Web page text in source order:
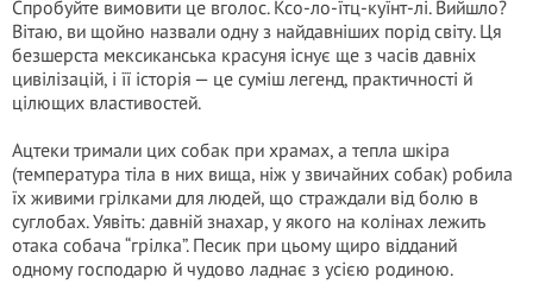
Спробуйте вимовити це вголос. Ксо-ло-їтц-куїнт-лі. Вийшло?
Вітаю, ви щойно назвали одну з найдавніших порід світу. Ця
безшерста мексиканська красуня існує ще з часів давніх
цивілізацій, і її історія — це суміш легенд, практичності й
цілющих властивостей.
Ацтеки тримали цих собак при храмах, а тепла шкіра
(температура тіла в них вища, ніж у звичайних собак) робила
їх живими грілками для людей, що страждали від болю в
суглобах. Уявіть: давній знахар, у якого на колінах лежить
отака собача “грілка”. Песик при цьому щиро відданий
одному господарю й чудово ладнає з усією родиною.